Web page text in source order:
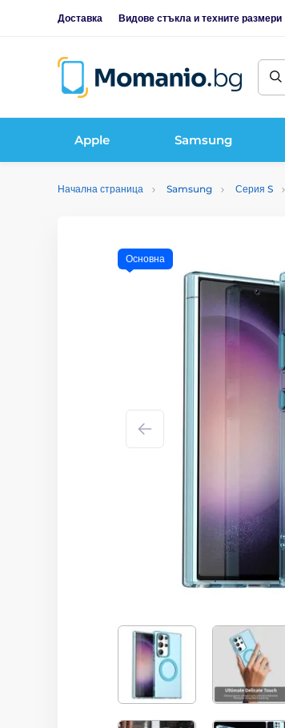
Доставка Видове стъкла и техните размери
Apple Samsung
Начална страница Samsung Серия S
Основна